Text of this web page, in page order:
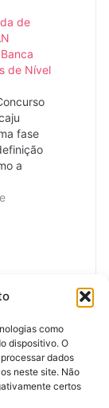
como
dispositivo. O
dados
neste site. Não
certos
de
de Nível
fase
a